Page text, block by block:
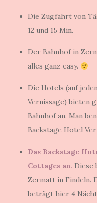
Die Zugfahrt von
12 und 15 Min.
Der Bahnhof in
alles ganz easy.
Die Hotels (auf
Vernissage) bieten
Bahnhof an. Man
Backstage Hotel
Das Backstage
Cottages an. Diese
Zermatt in Findeln.
beträgt hier 4